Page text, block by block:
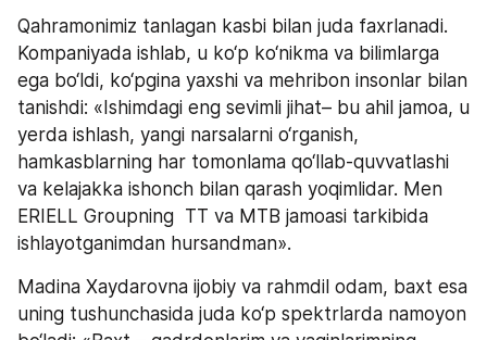
Qahramonimiz tanlagan kasbi bilan juda faxrlanadi.
Kompaniyada ishlab, u ko‘p ko‘nikma va bilimlarga
ega bo‘ldi, ko‘pgina yaxshi va mehribon insonlar bilan
tanishdi: «Ishimdagi eng sevimli jihat– bu ahil jamoa, u
yerda ishlash, yangi narsalarni o‘rganish,
hamkasblarning har tomonlama qo‘llab-quvvatlashi
va kelajakka ishonch bilan qarash yoqimlidar. Men
ERIELL Groupning  TT va MTB jamoasi tarkibida
ishlayotganimdan hursandman».
Madina Xaydarovna ijobiy va rahmdil odam, baxt esa
uning tushunchasida juda ko‘p spektrlarda namoyon